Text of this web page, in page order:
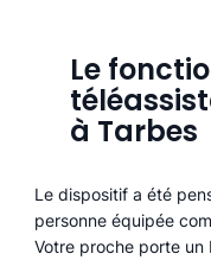
Le
à Tarbes
Le dispositif a été
personne équipée
Votre proche porte un